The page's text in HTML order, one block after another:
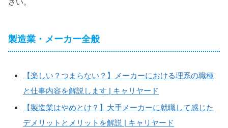
製造業・メーカー全般
【楽しい？つまらない？】メーカーにおける理系の職種
と仕事内容を解説します | キャリヤード
【製造業はやめとけ？】大手メーカーに就職して感じた
デメリットとメリットを解説 | キャリヤード